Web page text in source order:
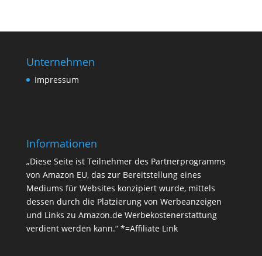
Unternehmen
Impressum
Informationen
„Diese Seite ist Teilnehmer des Partnerprogramms
von Amazon EU, das zur Bereitstellung eines
Mediums für Websites konzipiert wurde, mittels
dessen durch die Platzierung von Werbeanzeigen
und Links zu Amazon.de Werbekostenerstattung
verdient werden kann.“ *=Affiliate Link